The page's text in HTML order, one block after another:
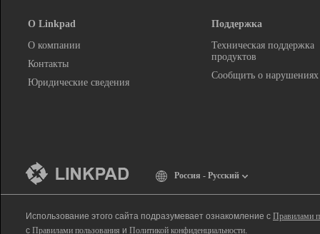
О Linkpad
О компании
Контакты
Юридические сведения
Поддержка
Техническая поддержка
продуктов
Сообщить о нарушениях
Россия - Русский
Использование этого сайта подразумевает ознакомление с Правилами
с Правилами пользования и Политикой конфиденциальности.